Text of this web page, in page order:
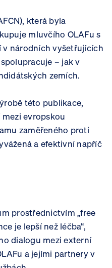
která byla
mluvčího OLAFu s
národních vyšetřujících
– jak v
zemích.
této publikace,
evropskou
zaměřeného proti
a efektivní napříč
prostřednictvím „free
je lepší než léčba“,
dialogu mezi externí
a jejími partnery v